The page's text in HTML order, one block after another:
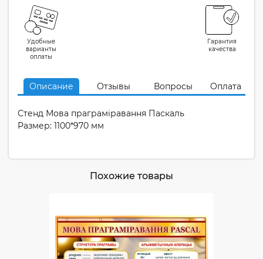
Удобные
варианты
оплаты
Гарантия
качества
Описание Отзывы Вопросы Оплата
Стенд Мова праграмiравання Паскаль
Размер: 1100*970 мм
Похожие товары